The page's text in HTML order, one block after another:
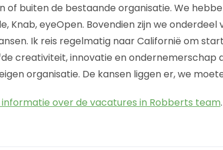
of buiten de bestaande organisatie. We
Knab, eyeOpen. Bovendien zijn we
Ik reis regelmatig naar Californië om
creativiteit, innovatie en ondernemerschap
organisatie. De kansen liggen er, we
informatie over de vacatures in Robberts team.